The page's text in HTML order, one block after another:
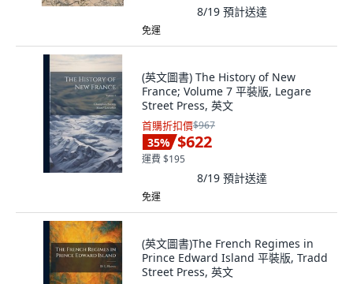
8/19 預計送達
免運
(英文圖書) The History of New
France; Volume 7 平裝版, Legare
Street Press, 英文
首購折扣價$967
35% $622
運費 $195
8/19 預計送達
免運
(英文圖書)The French Regimes in
Prince Edward Island 平裝版, Tradd
Street Press, 英文